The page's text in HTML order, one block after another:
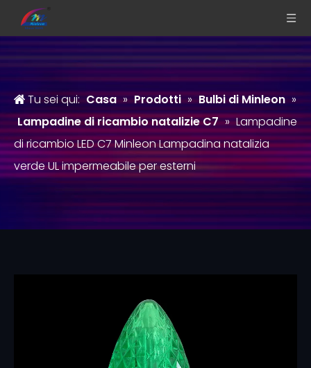
Tu sei qui: Casa » Prodotti » Bulbi di Minleon »
Lampadine di ricambio natalizie C7 » Lampadine
di ricambio LED C7 Minleon Lampadina natalizia
verde UL impermeabile per esterni